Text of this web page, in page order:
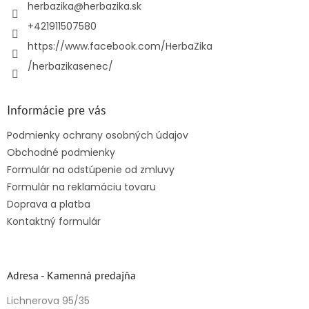
herbazika@herbazika.sk
+421911507580
https://www.facebook.com/HerbaZika
/herbazikasenec/
Informácie pre vás
Podmienky ochrany osobných údajov
Obchodné podmienky
Formulár na odstúpenie od zmluvy
Formulár na reklamáciu tovaru
Doprava a platba
Kontaktný formulár
Adresa - Kamenná predajňa
Lichnerova 95/35